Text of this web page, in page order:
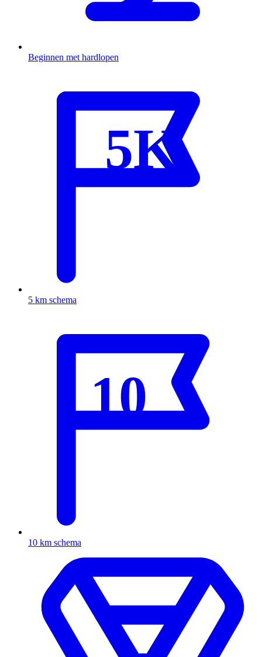
Beginnen met hardlopen
5K
5 km schema
10
10 km schema